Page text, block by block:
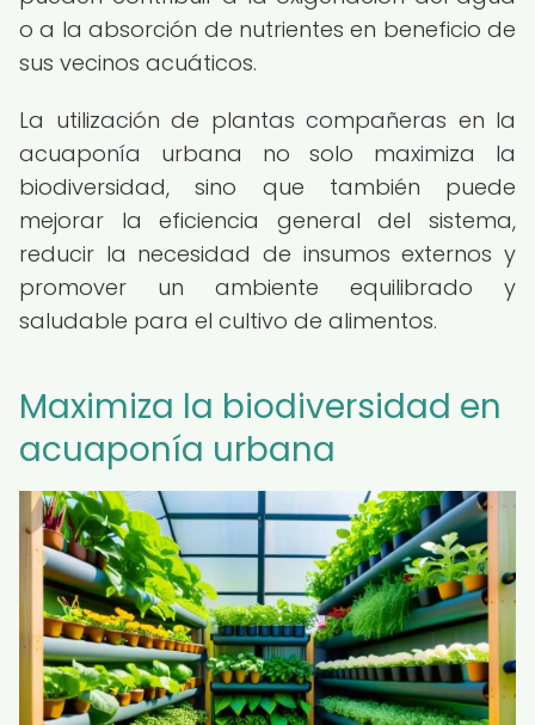
o a la absorción de nutrientes en beneficio de
sus vecinos acuáticos.
La utilización de plantas compañeras en la
acuaponía urbana no solo maximiza la
biodiversidad, sino que también puede
mejorar la eficiencia general del sistema,
reducir la necesidad de insumos externos y
promover un ambiente equilibrado y
saludable para el cultivo de alimentos.
Maximiza la biodiversidad en
acuaponía urbana